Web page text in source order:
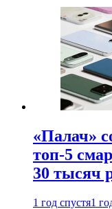
«Палач»
топ-5
30 тысяч
1 год спустя1